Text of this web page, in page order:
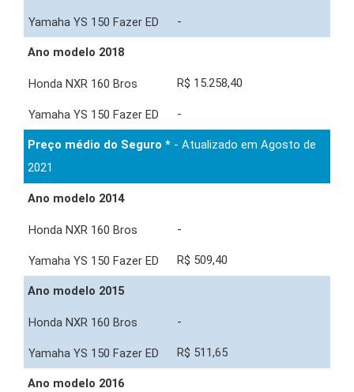
-
Ano modelo 2018
R$ 15.258,40
-
Preço médio do Seguro * - Atualizado em Agosto de
2021
Ano modelo 2014
-
R$ 509,40
Ano modelo 2015
-
R$ 511,65
Ano modelo 2016